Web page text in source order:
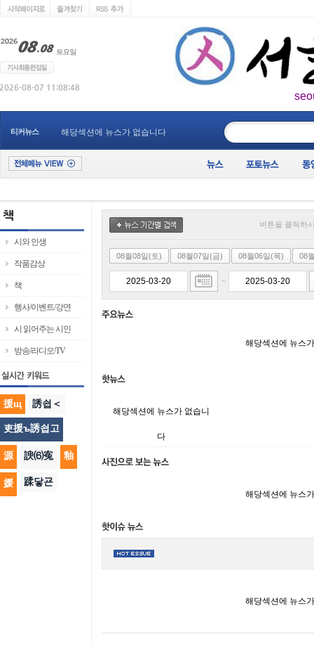
티커뉴스 해당섹션에 뉴스가 없습니다
시와 인생
작품감상
책
행사/이벤트/강연
시 읽어주는 시인
방송/라디오/TV
援щ 誘쇱＜
吏援ъ誘쇱고
源 諛⑹寃 釉
媛 蹂닿굔
버튼을 클릭하
08월08일(토) 08월07일(금) 08월06일(목) 08
~
해당섹션에 뉴스
해당섹션에 뉴스가 없습니
다
해당섹션에 뉴스
해당섹션에 뉴스